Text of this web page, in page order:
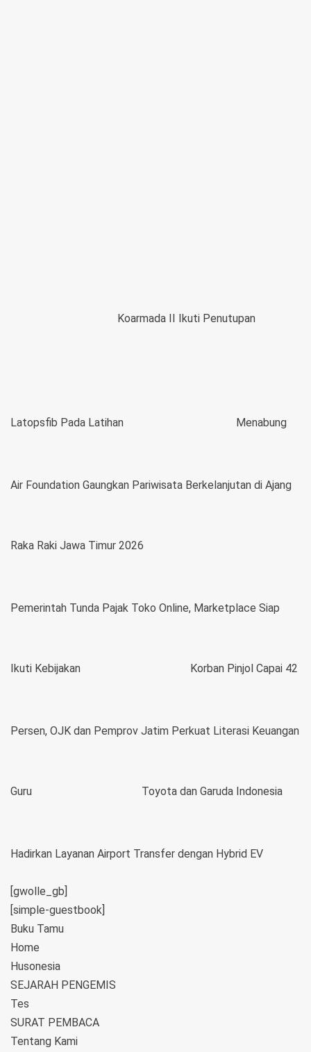
Koarmada II Ikuti Penutupan
Latopsfib Pada Latihan Menabung
Air Foundation Gaungkan Pariwisata Berkelanjutan di Ajang
Raka Raki Jawa Timur 2026
Pemerintah Tunda Pajak Toko Online, Marketplace Siap
Ikuti Kebijakan Korban Pinjol Capai 42
Persen, OJK dan Pemprov Jatim Perkuat Literasi Keuangan
Guru Toyota dan Garuda Indonesia
Hadirkan Layanan Airport Transfer dengan Hybrid EV
[gwolle_gb]
[simple-guestbook]
Buku Tamu
Home
Husonesia
SEJARAH PENGEMIS
Tes
SURAT PEMBACA
Tentang Kami